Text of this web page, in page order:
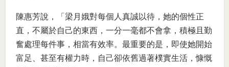
陳惠芳說，「梁月娥對每個人真誠以待，她的個性正
直，不屬於自己的東西，一分一毫都不會拿，積極且勤
奮處理每件事，相當有效率。最重要的是，即使她開始
富足、甚至有權力時，自己卻依舊過著樸實生活，慷慨